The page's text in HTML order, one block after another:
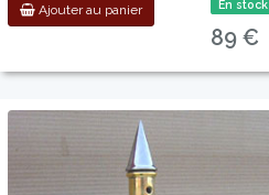
Ajouter au panier En stock
89 €